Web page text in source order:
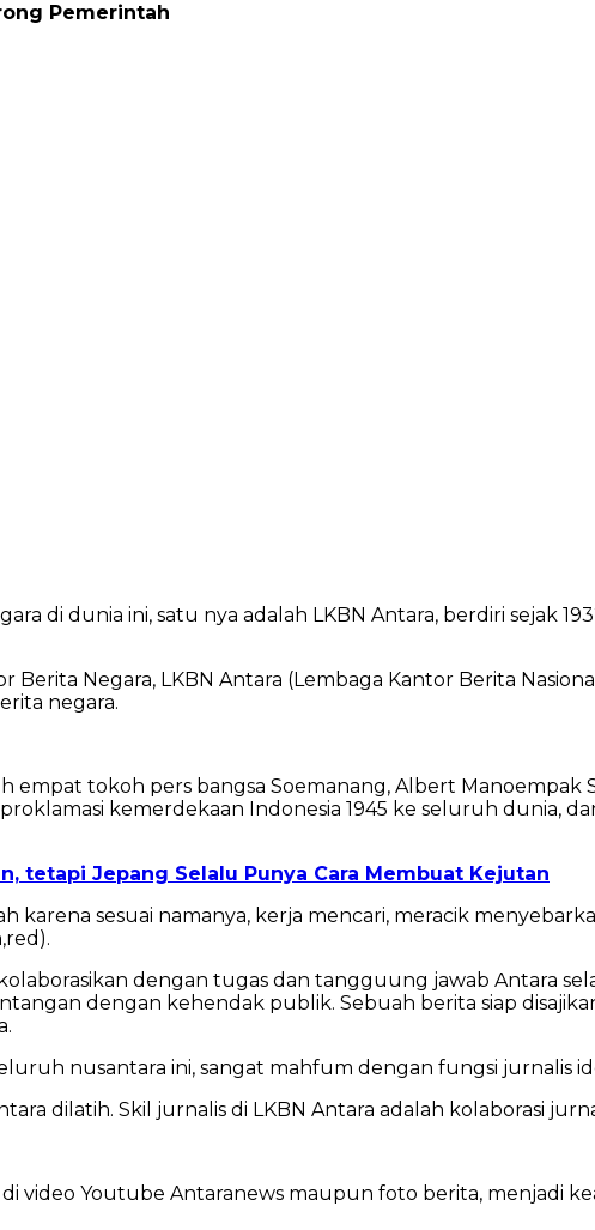
Pemerintah
di dunia ini, satu nya adalah LKBN Antara, berdiri sejak
Berita Negara, LKBN Antara (Lembaga Kantor Berita
negara.
empat tokoh pers bangsa Soemanang, Albert
kemerdekaan Indonesia 1945 ke seluruh dunia,
tetapi Jepang Selalu Punya Cara Membuat Kejutan
karena sesuai namanya, kerja mencari, meracik
dengan tugas dan tangguung jawab Antara
dengan kehendak publik. Sebuah berita siap
nusantara ini, sangat mahfum dengan fungsi jurnalis
dilatih. Skil jurnalis di LKBN Antara adalah kolaborasi
video Youtube Antaranews maupun foto berita, menjadi